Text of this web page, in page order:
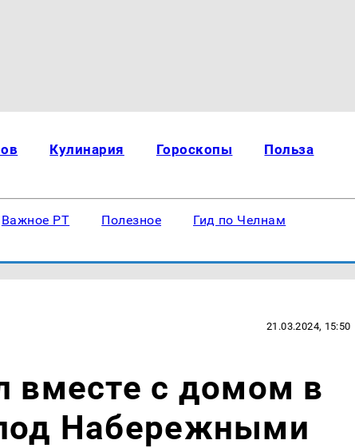
Кулинария Гороскопы Польза
Важное РТ Полезное Гид по Челнам
21.03.2024, 15:50
вместе с домом в
Набережными